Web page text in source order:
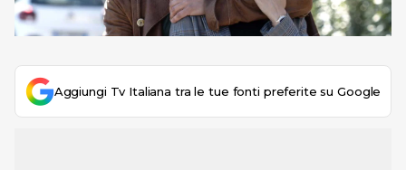
Aggiungi Tv Italiana tra le tue fonti preferite su Google